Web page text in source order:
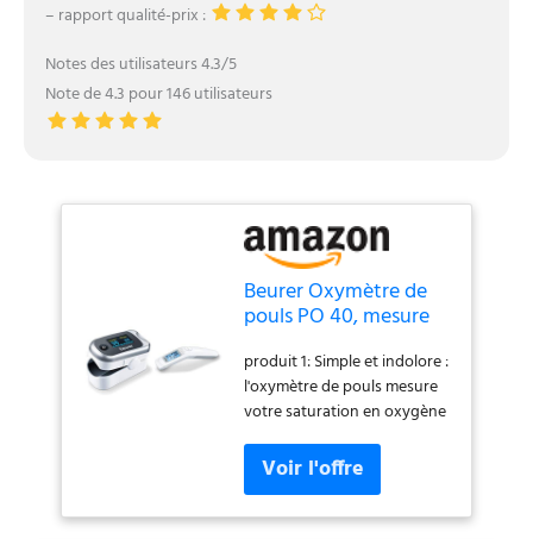
– rapport qualité-prix :
Notes des utilisateurs 4.3/5
Note de 4.3 pour 146 utilisateurs
Beurer Oxymètre de
pouls PO 40, mesure
oxygène (SpO₂), de la
fréquence cardiaque
(pouls) et de l'indice
de perfusion &
Thermomètre clinique
FT 90, thermomètre
clinique infrarouge
produit 1: Simple et indolore :
l'oxymètre de pouls mesure
votre saturation en oxygène
(SpO2), votre fréquence
cardiaque (fréquence du
pouls), ainsi que votre indice
de perfusion (PI), une prise